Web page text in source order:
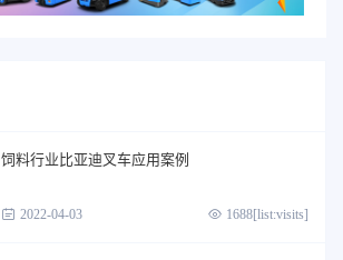
饲料行业比亚迪叉车应用案例
2022-04-03 1688[list:visits]